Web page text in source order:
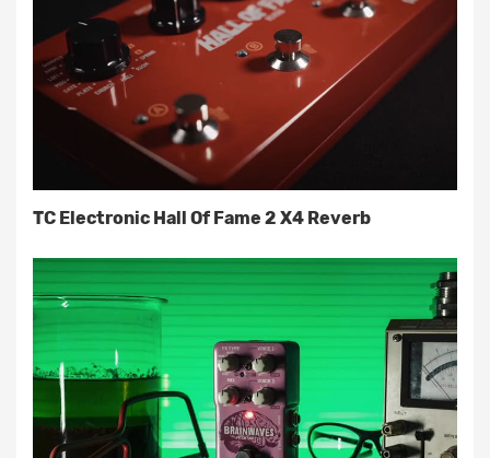
TC Electronic Hall Of Fame 2 X4 Reverb